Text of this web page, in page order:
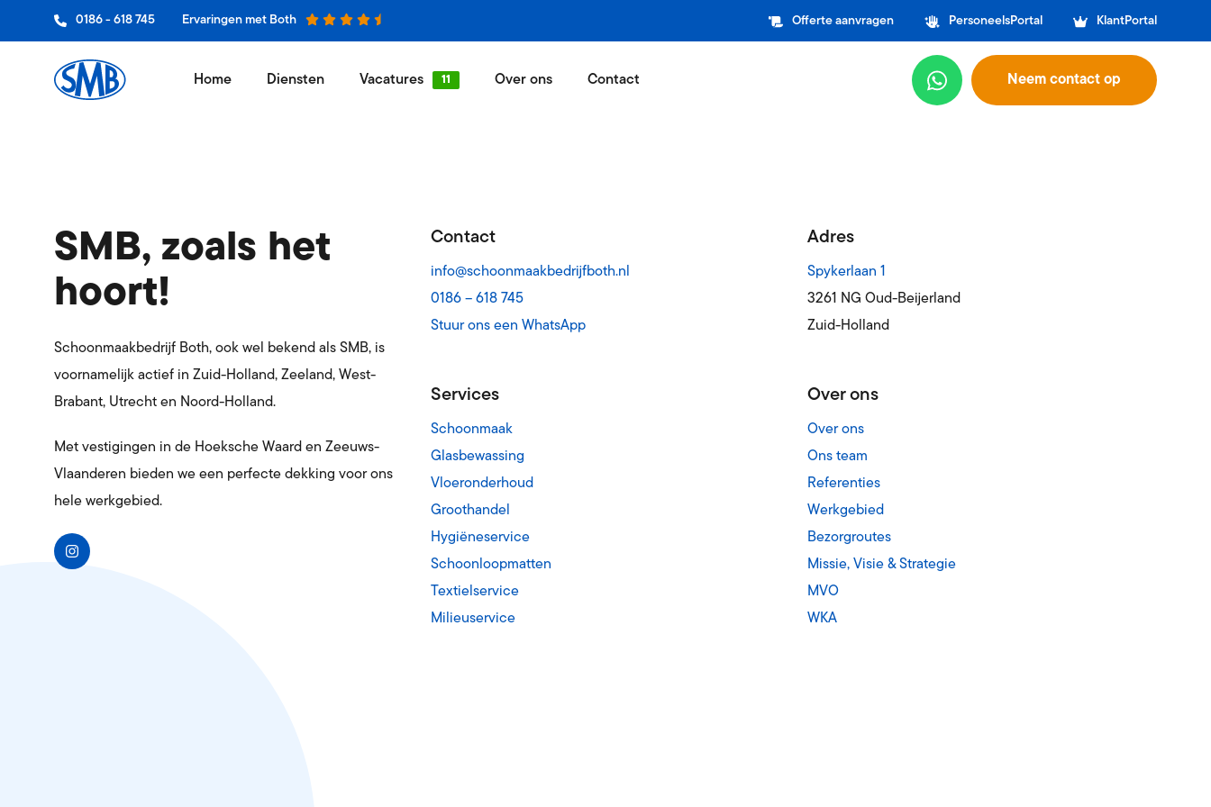
0186 - 618 745 Ervaringen met Both Offerte aanvragen PersoneelsPortal KlantPortal
Home Diensten
Vloeronderhoud
Groothandel
Leverancier voor sanitaire en industriële lijn
Hygiëneservice
Schoonloopmatten
Levering en wisseling met vaste frequentie
Textielservice
Bedrijfskleding en linnengoed
Afvalverwijdering met vaste frequentie
Vacatures Over ons
Werkgebied
Werkgebied SMB Both
Bezorgroutes
Contact Neem contact op
SMB, zoals het
hoort!
Schoonmaakbedrijf Both, ook wel bekend als SMB, is
voornamelijk actief in Zuid-Holland, Zeeland, West-
Brabant, Utrecht en Noord-Holland.
Met vestigingen in de Hoeksche Waard en Zeeuws-
Vlaanderen bieden we een perfecte dekking voor ons
hele werkgebied.
Contact
info@schoonmaakbedrijfboth.nl
0186 – 618 745
Stuur ons een WhatsApp
Adres
Spykerlaan 1
3261 NG Oud-Beijerland
Zuid-Holland
Services
Schoonmaak
Glasbewassing
Vloeronderhoud
Groothandel
Hygiëneservice
Schoonloopmatten
Textielservice
Milieuservice
Over ons
Over ons
Ons team
Referenties
Werkgebied
Bezorgroutes
Missie, Visie & Strategie
MVO
WKA